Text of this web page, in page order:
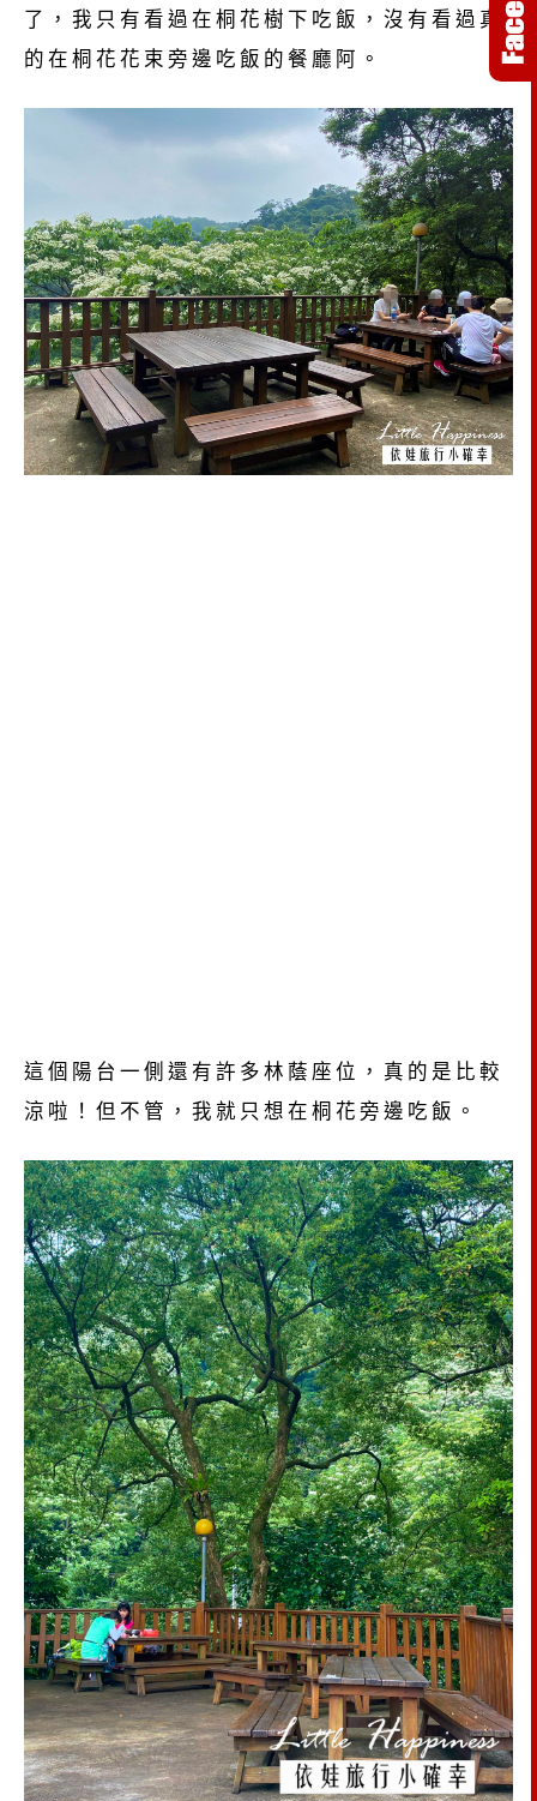
了，我只有看過在桐花樹下吃飯，沒有看過真
的在桐花花束旁邊吃飯的餐廳阿。
這個陽台一側還有許多林蔭座位，真的是比較
涼啦！但不管，我就只想在桐花旁邊吃飯。